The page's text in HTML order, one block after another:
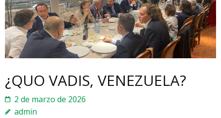
¿QUO VADIS, VENEZUELA?
2 de marzo de 2026
admin